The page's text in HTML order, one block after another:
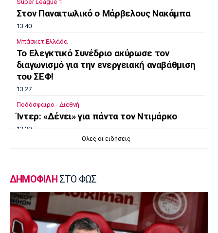
Super League 1
Στον Παναιτωλικό ο Μάρβελους Νακάμπα
13:40
Μπάσκετ Ελλάδα
Το Ελεγκτικό Συνέδριο ακύρωσε τον
διαγωνισμό για την ενεργειακή αναβάθμιση
του ΣΕΦ!
13:27
Ποδόσφαιρο - Διεθνή
Ίντερ: «Δένει» για πάντα τον Ντιμάρκο
13:20
13:10
Μπάσκετ Ελλάδα
Επέστρεψε στην Καρδίτσα ο Οκόρο
13:00
Όλες οι ειδήσεις
ΔΗΜΟΦΙΛΗ ΣΤΟ ΦΩΣ